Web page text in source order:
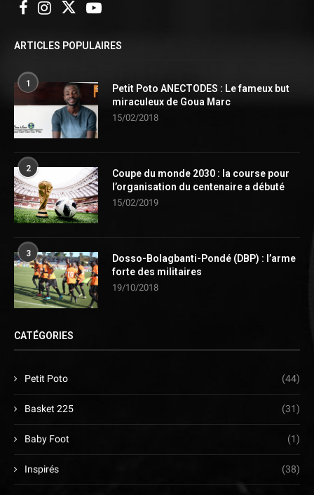
ARTICLES POPULAIRES
1
Petit Poto ANECTODES : Le fameux but
miraculeux de Goua Marc
15/02/2018
2
Coupe du monde 2030 : la course pour
l’organisation du centenaire a débuté
15/02/2019
3
Dosso-Bolagbanti-Pondé (DBP) : l’arme
forte des militaires
19/10/2018
CATÉGORIES
Petit Poto (44)
Basket 225 (31)
Baby Foot (1)
Inspirés (38)